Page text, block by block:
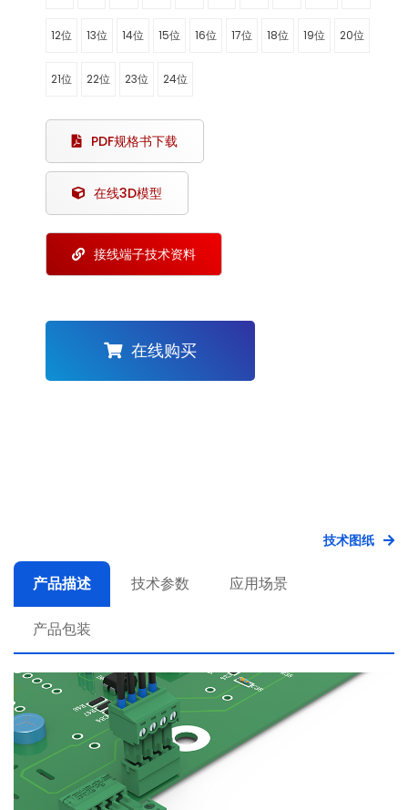
12位 13位 14位 15位 16位 17位 18位 19位 20位
21位 22位 23位 24位
PDF规格书下载
在线3D模型
接线端子技术资料
在线购买
产品描述 技术参数 应用场景
产品包装
技术图纸